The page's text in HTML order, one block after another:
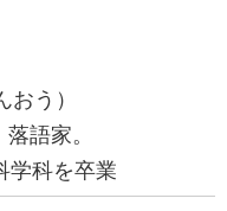
おう）
語家。
学科を卒業